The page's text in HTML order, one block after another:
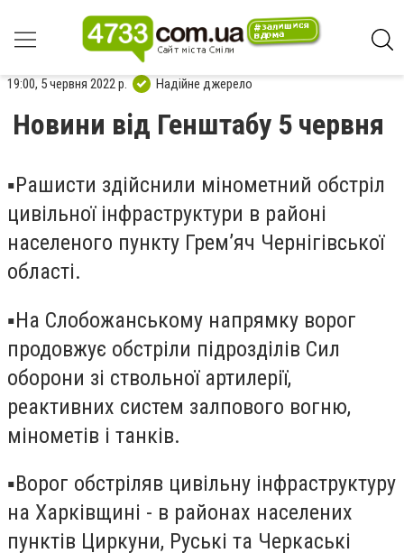
19:00, 5 червня 2022 р. Надійне джерело
Новини від Генштабу 5 червня
▪️Рашисти здійснили мінометний обстріл
цивільної інфраструктури в районі
населеного пункту Грем’яч Чернігівської
області.
▪️На Слобожанському напрямку ворог
продовжує обстріли підрозділів Сил
оборони зі ствольної артилерії,
реактивних систем залпового вогню,
мінометів і танків.
▪️Ворог обстріляв цивільну інфраструктуру
на Харківщині - в районах населених
пунктів Циркуни, Руські та Черкаські